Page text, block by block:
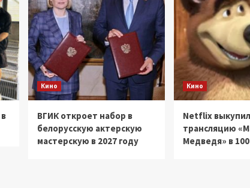
Кино
ВГИК откроет набор в
белорусскую актерскую
мастерскую в 2027 году
Кино
Netflix
трансляцию
Медведя» в